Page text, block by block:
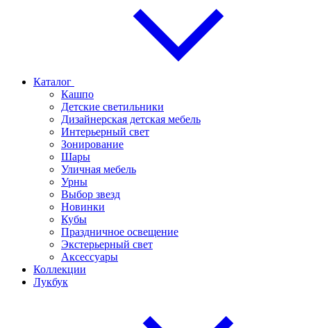
Каталог
Кашпо
Детские светильники
Дизайнерская детская мебель
Интерьерный свет
Зонирование
Шары
Уличная мебель
Урны
Выбор звезд
Новинки
Кубы
Праздничное освещение
Экстерьерный свет
Аксессуары
Коллекции
Лукбук